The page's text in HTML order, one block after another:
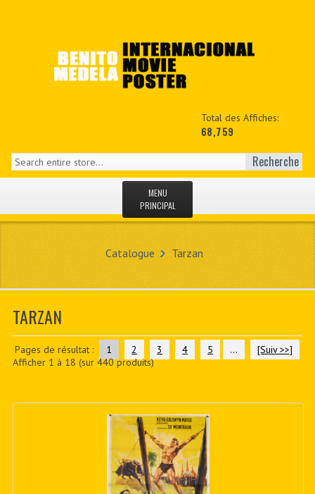
Total des Affiches:
68,759
Recherche
MENU
PRINCIPAL
MON COPTE
PDF BOOKS
Catalogue Tarzan
TARZAN
Pages de résultat : 1 2 3 4 5 ...
[Suiv >>]
Afficher 1 à 18 (sur 440produits)